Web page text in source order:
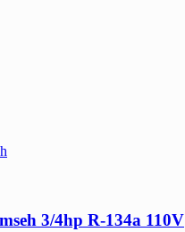
3/4hp R-134a 110V